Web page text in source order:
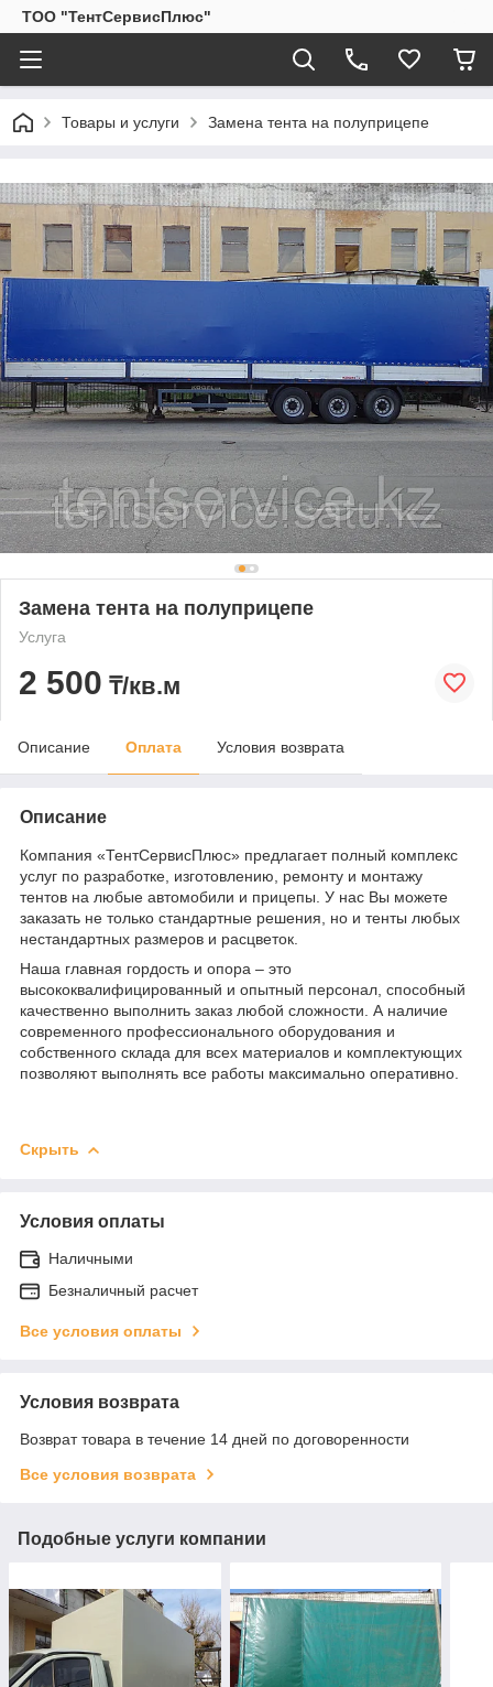
ТОО "ТентСервисПлюс"
Товары и услуги Замена тента на полуприцепе
Замена тента на полуприцепе
Услуга
2 500 ₸/кв.м
Описание Оплата Условия возврата
Описание
Компания «ТентСервисПлюс» предлагает полный комплекс
услуг по разработке, изготовлению, ремонту и монтажу
тентов на любые автомобили и прицепы. У нас Вы можете
заказать не только стандартные решения, но и тенты любых
нестандартных размеров и расцветок.
Наша главная гордость и опора – это
высококвалифицированный и опытный персонал, способный
качественно выполнить заказ любой сложности. А наличие
современного профессионального оборудования и
собственного склада для всех материалов и комплектующих
позволяют выполнять все работы максимально оперативно.
Скрыть
Условия оплаты
Наличными
Безналичный расчет
Все условия оплаты
Условия возврата
Возврат товара в течение 14 дней по договоренности
Все условия возврата
Подобные услуги компании